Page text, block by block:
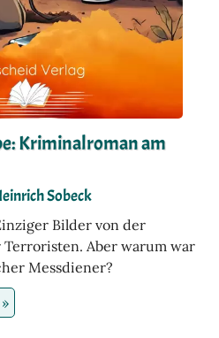
Kriminalroman am
Sobeck
Bilder von der
Aber warum war
Messdiener?